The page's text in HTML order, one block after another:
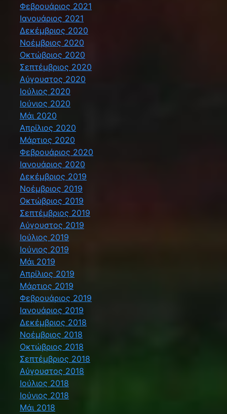
Φεβρουάριος 2021
Ιανουάριος 2021
Δεκέμβριος 2020
Νοέμβριος 2020
Οκτώβριος 2020
Σεπτέμβριος 2020
Αύγουστος 2020
Ιούλιος 2020
Ιούνιος 2020
Μάι 2020
Απρίλιος 2020
Μάρτιος 2020
Φεβρουάριος 2020
Ιανουάριος 2020
Δεκέμβριος 2019
Νοέμβριος 2019
Οκτώβριος 2019
Σεπτέμβριος 2019
Αύγουστος 2019
Ιούλιος 2019
Ιούνιος 2019
Μάι 2019
Απρίλιος 2019
Μάρτιος 2019
Φεβρουάριος 2019
Ιανουάριος 2019
Δεκέμβριος 2018
Νοέμβριος 2018
Οκτώβριος 2018
Σεπτέμβριος 2018
Αύγουστος 2018
Ιούλιος 2018
Ιούνιος 2018
Μάι 2018